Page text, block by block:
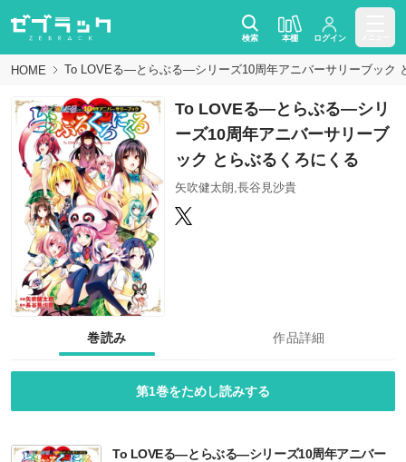
検索 本棚 ログイン
HOME To LOVEる―とらぶる―シリーズ10周年アニバーサリーブック
To LOVEる―とらぶる―シリ
ーズ10周年アニバーサリーブ
ック とらぶるくろにくる
矢吹健太朗,長谷見沙貴
巻読み 作品詳細
第1巻をためし読みする
To LOVEる―とらぶる―シリーズ10周年アニバー